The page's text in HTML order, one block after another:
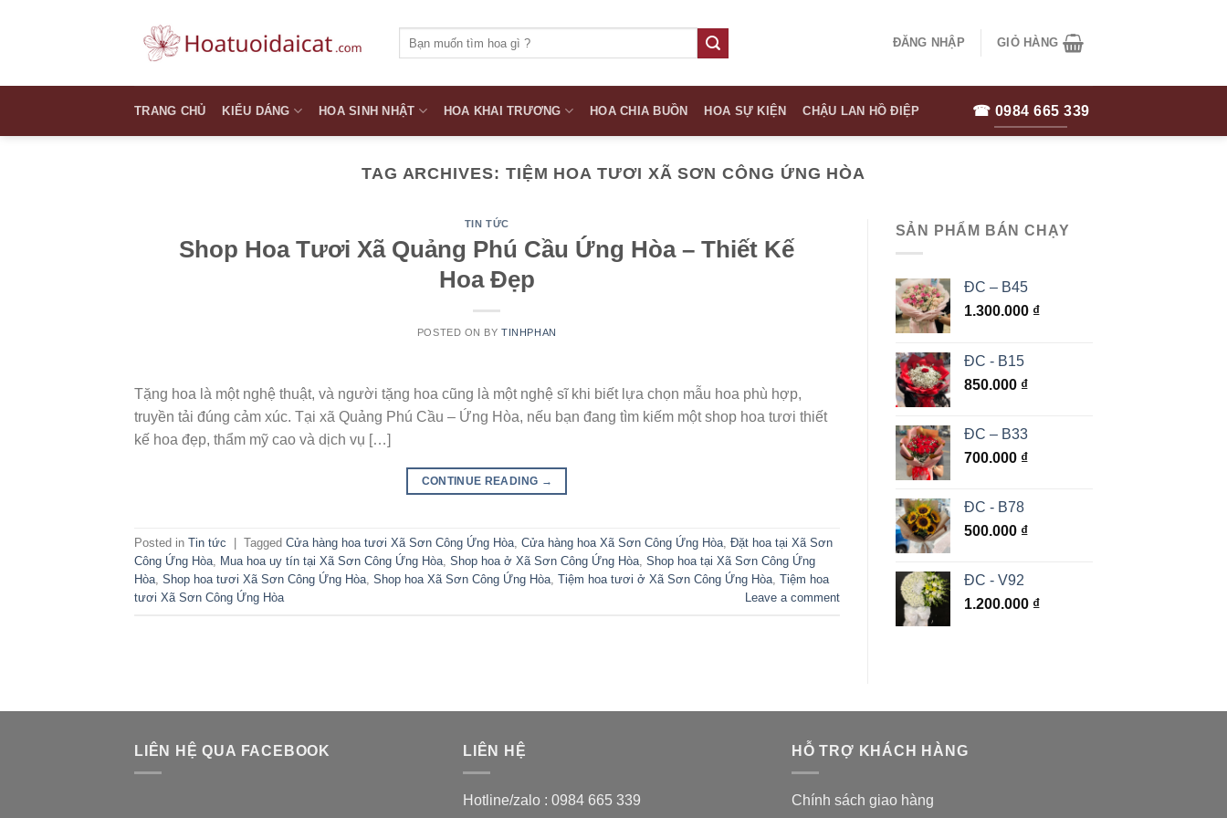
kiếm:
ĐĂNG NHẬP GIỎ HÀNG
TRANG CHỦ KIỂU DÁNG HOA SINH NHẬT HOA KHAI TRƯƠNG HOA CHIA BUỒN HOA SỰ KIỆN CHẬU LAN HỒ ĐIỆP ☎ 0984 665 339
TAG ARCHIVES: TIỆM HOA TƯƠI XÃ SƠN CÔNG ỨNG HÒA
TIN TỨC
Shop Hoa Tươi Xã Quảng Phú Cầu Ứng Hòa – Thiết Kế
Hoa Đẹp
POSTED ON BYTINHPHAN
Tặng hoa là một nghệ thuật, và người tặng hoa cũng là một nghệ sĩ khi biết lựa chọn mẫu hoa phù hợp,
truyền tải đúng cảm xúc. Tại xã Quảng Phú Cầu – Ứng Hòa, nếu bạn đang tìm kiếm một shop hoa tươi thiết
kế hoa đẹp, thẩm mỹ cao và dịch vụ […]
CONTINUE READING →
Posted in Tin tức Tagged Cửa hàng hoa tươi Xã Sơn Công Ứng Hòa, Cửa hàng hoa Xã Sơn Công Ứng Hòa, Đặt hoa tại Xã Sơn
Công Ứng Hòa, Mua hoa uy tín tại Xã Sơn Công Ứng Hòa, Shop hoa ở Xã Sơn Công Ứng Hòa, Shop hoa tại Xã Sơn Công Ứng
Hòa, Shop hoa tươi Xã Sơn Công Ứng Hòa, Shop hoa Xã Sơn Công Ứng Hòa, Tiệm hoa tươi ở Xã Sơn Công Ứng Hòa, Tiệm hoa
tươi Xã Sơn Công Ứng Hòa
Leave a comment
SẢN PHẨM BÁN CHẠY
ĐC – B45
1.300.000 ₫
ĐC - B15
850.000 ₫
ĐC – B33
700.000 ₫
ĐC - B78
500.000 ₫
ĐC - V92
1.200.000 ₫
LIÊN HỆ QUA FACEBOOK LIÊN HỆ
Hotline/zalo : 0984 665 339
HỖ TRỢ KHÁCH HÀNG
Chính sách giao hàng